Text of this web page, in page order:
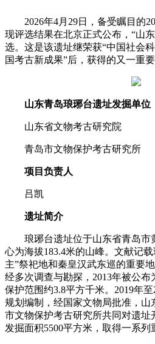
2026年4月29日，备受瞩目的
现评选结果在北京正式公布，“山
选。这是该遗址继荣获“中国社会
国考古新成果”后，获得的又一重要
山东青岛琅琊台遗址发掘单位
山东省文物考古研究院
青岛市文物保护考古研究所
项目负责人
吕凯
遗址简介
琅琊台遗址位于山东省青岛市
心为海拔183.4米的山峰。文献记
主”祭祀地和秦皇汉武东巡的重要
经多次调查与勘探，2013年被公布
保护范围约3.8平方千米。2019年
规划编制，经国家文物局批准，山
市文物保护考古研究所共同对遗
发掘面积5500平方米，取得一系列